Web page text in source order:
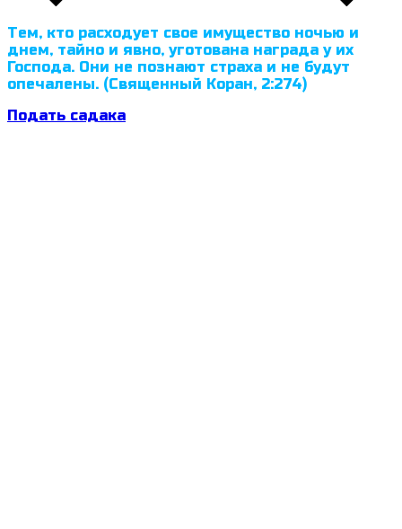
Тем, кто расходует свое имущество ночью и
днем, тайно и явно, уготована награда у их
Господа. Они не познают страха и не будут
опечалены. (Священный Коран, 2:274)
Подать садака